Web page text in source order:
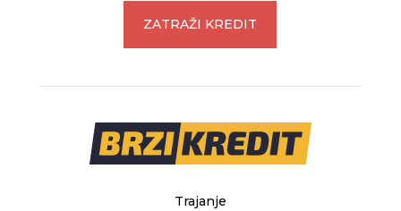
ZATRAŽI KREDIT
Trajanje